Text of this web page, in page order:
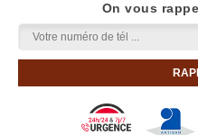
On vous